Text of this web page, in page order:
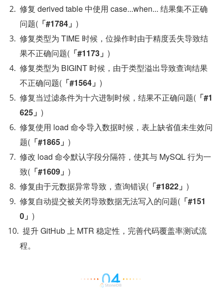
修复 derived table 中使用 case...when... 结果集不正确
问题( 「#1784」 )
修复类型为 TIME 时候，位操作时由于精度丢失导致结
果不正确问题( 「#1173」 )
修复类型为 BIGINT 时候，由于类型溢出导致查询结果
不正确问题( 「#1564」 )
修复当过滤条件为十六进制时候，结果不正确问题( 「#1
625」 )
修复使用 load 命令导入数据时候，表上缺省值未生效问
题( 「#1865」 )
修改 load 命令默认字段分隔符，使其与 MySQL 行为一
致( 「#1609」 )
修复由于元数据异常导致，查询错误( 「#1822」 )
修复自动提交被关闭导致数据无法写入的问题( 「#151
0」 )
提升 GitHub 上 MTR 稳定性，完善代码覆盖率测试流
程。